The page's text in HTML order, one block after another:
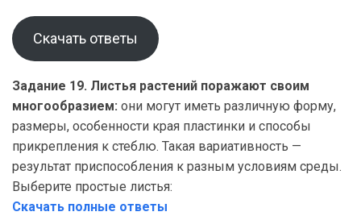
Скачать ответы
Задание 19. Листья растений поражают своим
многообразием: они могут иметь различную форму,
размеры, особенности края пластинки и способы
прикрепления к стеблю. Такая вариативность —
результат приспособления к разным условиям среды.
Выберите простые листья:
Скачать полные ответы